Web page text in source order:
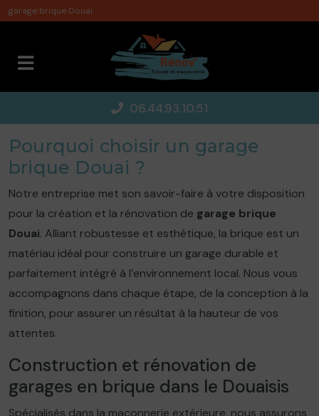
garage brique Douai
06.44.93.10.51
Pourquoi choisir un garage
brique Douai ?
Notre entreprise met son savoir-faire à votre disposition
pour la création et la rénovation de garage brique
Douai. Alliant robustesse et esthétique, la brique est un
matériau idéal pour construire un garage durable et
parfaitement intégré à l’environnement local. Nous vous
accompagnons dans chaque étape, de la conception à la
finition, pour assurer un résultat à la hauteur de vos
attentes.
Construction et rénovation de
garages en brique dans le Douaisis
Spécialisés dans la maçonnerie extérieure, nous assurons
Panneau de gestion des cookies